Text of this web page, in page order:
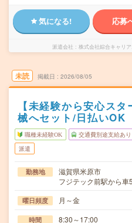
気になる! 応募
派遣会社 株式会社綜合キャリ
未読 掲載日 2026/08/05
【未経験から安心ス
械へセット/日払いOK
職種未経験OK 交通費別途支給あり
派遣
勤務地
滋賀県米原市
フジテック前駅から車
曜日頻度 月～金
時間 8:30～17:00